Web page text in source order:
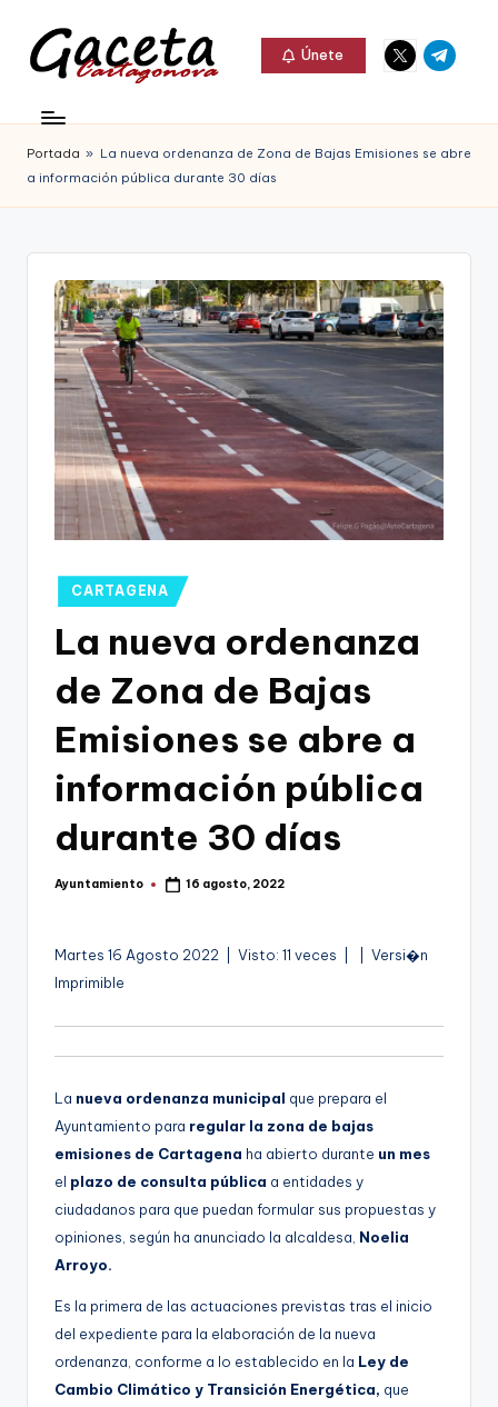
Saltar
contenido
c
e
t
Gaceta
Cartagonova,
La
que
informa
Cartagena,
Cartagena,
Únete
Elemento
del
Elemento
del
Portada » La nueva ordenanza de Zona de Bajas Emisiones se abre
a información pública durante 30 días
Publicado
en
CARTAGENA
La nueva ordenanza
de Zona de Bajas
Emisiones se abre a
información pública
durante 30 días
Publicado
Ayuntamiento 16 agosto, 2022
Martes 16 Agosto 2022 | Visto: 11 veces |
| Versi�n
Imprimible
La nueva ordenanza municipal que prepara el
Ayuntamiento para regular la zona de bajas
emisiones de Cartagena ha abierto durante un mes
el plazo de consulta pública a entidades y
ciudadanos para que puedan formular sus propuestas y
opiniones, según ha anunciado la alcaldesa, Noelia
Arroyo.
Es la primera de las actuaciones previstas tras el inicio
del expediente para la elaboración de la nueva
ordenanza, conforme a lo establecido en la Ley de
Cambio Climático y Transición Energética, que